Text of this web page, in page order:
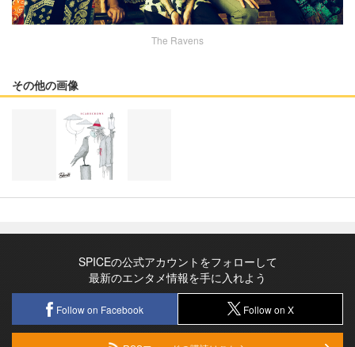
The Ravens
その他の画像
SPICEの公式アカウントをフォローして
最新のエンタメ情報を手に入れよう
Follow on Facebook Follow on X